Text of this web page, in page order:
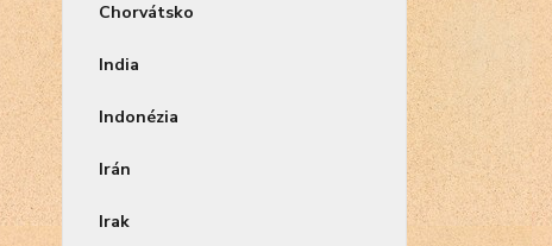
Chorvátsko
India
Indonézia
Irán
Irak